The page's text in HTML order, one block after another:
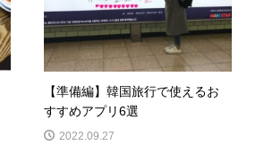
【準備編】韓国旅行で使えるお
すすめアプリ6選
2022.09.27